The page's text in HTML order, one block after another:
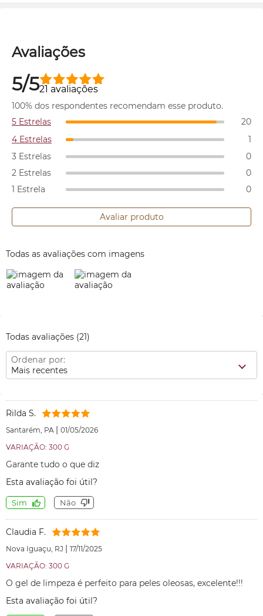
Avaliações
5/521 avaliações
100% dos respondentes recomendam esse produto.
5 Estrelas
20
4 Estrelas
1
3 Estrelas
0
2 Estrelas
0
1 Estrela
0
Avaliar produto
Todas as avaliações com imagens
Todas avaliações (21)
Ordenar por:
Mais recentes
Rilda S.
Santarém, PA | 01/05/2026
VARIAÇÃO: 300 G
Garante tudo o que diz
Esta avaliação foi útil?
Sim Não
Claudia F.
Nova Iguaçu, RJ | 17/11/2025
VARIAÇÃO: 300 G
O gel de limpeza é perfeito para peles oleosas, excelente!!!
Esta avaliação foi útil?